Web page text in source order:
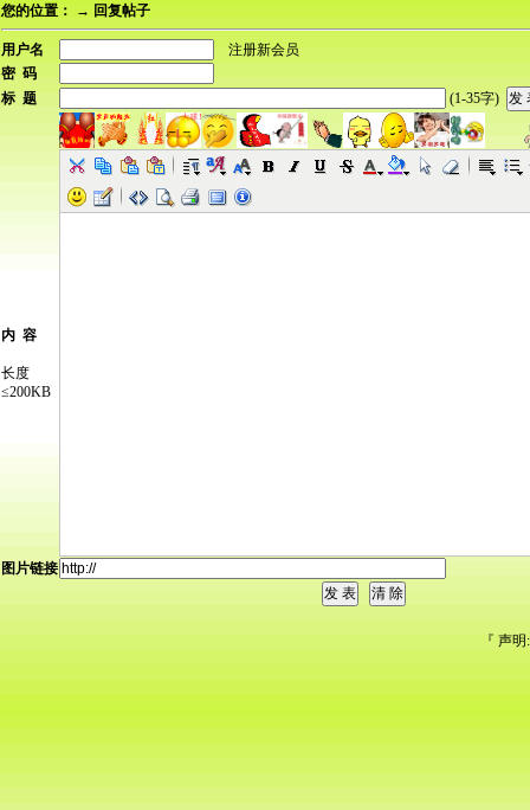
您的位置： → 回复帖子
用户名
注册新会员
密 码
标 题
(1-35字)
内 容
长度
≤200KB
图片链接
『 声